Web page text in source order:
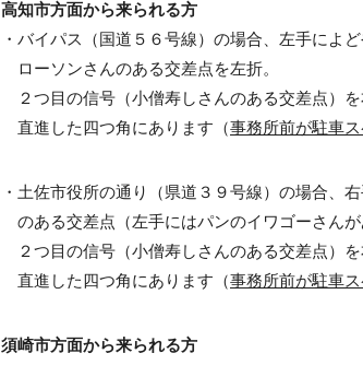
高知市方面から来られる方
・バイパス（国道５６号線）の場合、左手によ
ローソンさんのある交差点を左折。
２つ目の信号（小僧寿しさんのある交差点）
直進した四つ角にあります（事務所前が駐車
・土佐市役所の通り（県道３９号線）の場合、
のある交差点（左手にはパンのイワゴーさんが
２つ目の信号（小僧寿しさんのある交差点）
直進した四つ角にあります（事務所前が駐車
須崎市方面から来られる方